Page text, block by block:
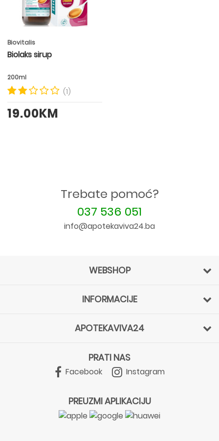
Biovitalis
Biolaks sirup
200ml
(1)
19.00KM
Trebate pomoć?
037 536 051
info@apotekaviva24.ba
WEBSHOP
INFORMACIJE
APOTEKAVIVA24
PRATI NAS
Facebook Instagram
PREUZMI APLIKACIJU